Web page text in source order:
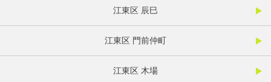
江東区 辰巳
江東区 門前仲町
江東区 木場